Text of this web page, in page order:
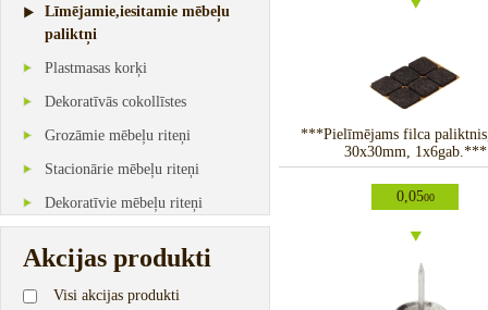
Līmējamie,iesitamie mēbeļu
paliktņi
Plastmasas korķi
Dekoratīvās cokollīstes
Grozāmie mēbeļu riteņi
Stacionārie mēbeļu riteņi
Dekoratīvie mēbeļu riteņi
Akcijas produkti
Visi akcijas produkti
***Pielīmējams filca
30x30mm, 1x6gab.***
0,0500